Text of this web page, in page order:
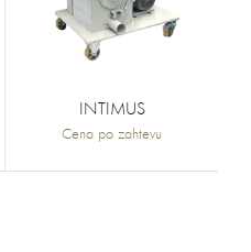
INTIMUS
Cena po zahtevu